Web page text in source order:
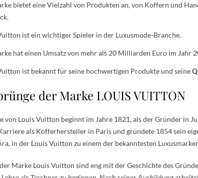
bietet eine Vielzahl von Produkten an, von Koffern und
ist ein wichtiger Spieler in der Luxusmode-Branche.
hat einen Umsatz von mehr als 20 Milliarden Euro im Jahr
ist bekannt für seine hochwertigen Produkte und seine
der Marke LOUIS VUITTON
von Louis Vuitton beginnt im Jahre 1821, als der Gründer in
als Kofferhersteller in Paris und gründete 1854 sein
in der Louis Vuitton zu einem der bekanntesten
der Marke Louis Vuitton sind eng mit der Geschichte des